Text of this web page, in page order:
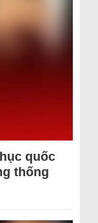
quốc
thống